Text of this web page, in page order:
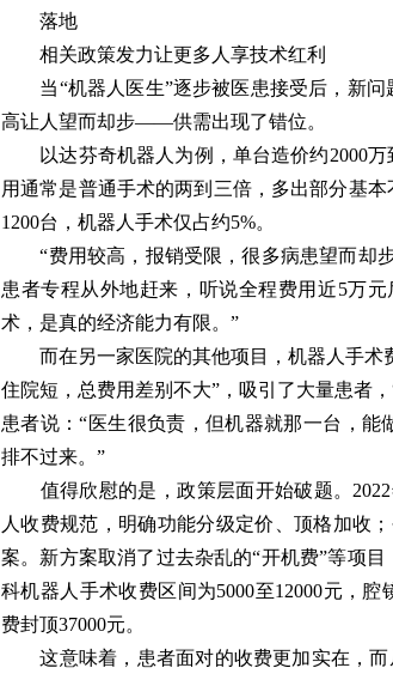
落地
相关政策发力让更多人享技术红利
当“机器人医生”逐步被医患接受后，新问
高让人望而却步——供需出现了错位。
以达芬奇机器人为例，单台造价约2000万
用通常是普通手术的两到三倍，多出部分基
1200台，机器人手术仅占约5%。
“费用较高，报销受限，很多病患望而却
患者专程从外地赶来，听说全程费用近5万
术，是真的经济能力有限。”
而在另一家医院的其他项目，机器人手术费
住院短，总费用差别不大”，吸引了大量患者
患者说：“医生很负责，但机器就那一台，
排不过来。”
值得欣慰的是，政策层面开始破题。2022
人收费规范，明确功能分级定价、顶格加收
案。新方案取消了过去杂乱的“开机费”等项
科机器人手术收费区间为5000至12000元，
费封顶37000元。
这意味着，患者面对的收费更加实在，而